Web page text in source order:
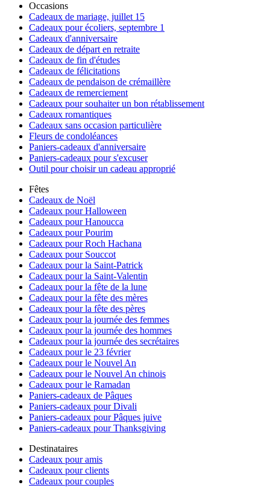
Occasions
Cadeaux de mariage, juillet 15
Cadeaux pour écoliers, septembre 1
Cadeaux d'anniversaire
Cadeaux de départ en retraite
Cadeaux de fin d'études
Cadeaux de félicitations
Cadeaux de pendaison de crémaillère
Cadeaux de remerciement
Cadeaux pour souhaiter un bon rétablissement
Cadeaux romantiques
Cadeaux sans occasion particulière
Fleurs de condoléances
Paniers-cadeaux d'anniversaire
Paniers-cadeaux pour s'excuser
Outil pour choisir un cadeau approprié
Fêtes
Cadeaux de Noël
Cadeaux pour Halloween
Cadeaux pour Hanoucca
Cadeaux pour Pourim
Cadeaux pour Roch Hachana
Cadeaux pour Souccot
Cadeaux pour la Saint-Patrick
Cadeaux pour la Saint-Valentin
Cadeaux pour la fête de la lune
Cadeaux pour la fête des mères
Cadeaux pour la fête des pères
Cadeaux pour la journée des femmes
Cadeaux pour la journée des hommes
Cadeaux pour la journée des secrétaires
Cadeaux pour le 23 février
Cadeaux pour le Nouvel An
Cadeaux pour le Nouvel An chinois
Cadeaux pour le Ramadan
Paniers-cadeaux de Pâques
Paniers-cadeaux pour Divali
Paniers-cadeaux pour Pâques juive
Paniers-cadeaux pour Thanksgiving
Destinataires
Cadeaux pour amis
Cadeaux pour clients
Cadeaux pour couples